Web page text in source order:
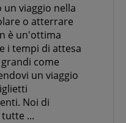
viaggio nella
o atterrare
è un'ottima
i tempi di attesa
come
un viaggio
Noi di
...